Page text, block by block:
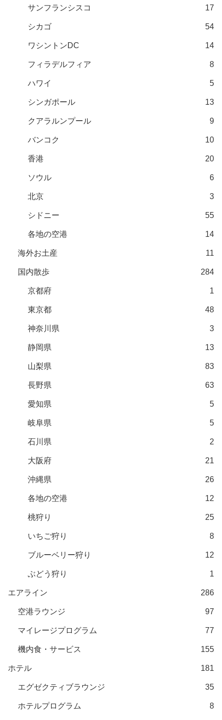
サンフランシスコ 17
シカゴ 54
ワシントンDC 14
フィラデルフィア 8
ハワイ 5
シンガポール 13
クアラルンプール 9
バンコク 10
香港 20
ソウル 6
北京 3
シドニー 55
各地の空港 14
海外お土産 11
国内散歩 284
京都府 1
東京都 48
神奈川県 3
静岡県 13
山梨県 83
長野県 63
愛知県 5
岐阜県 5
石川県 2
大阪府 21
沖縄県 26
各地の空港 12
桃狩り 25
いちご狩り 8
ブルーベリー狩り 12
ぶどう狩り 1
エアライン 286
空港ラウンジ 97
マイレージプログラム 77
機内食・サービス 155
ホテル 181
エグゼクティブラウンジ 35
ホテルプログラム 8